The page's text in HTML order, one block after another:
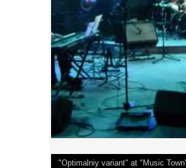
"Optimalniy variant" at "Music